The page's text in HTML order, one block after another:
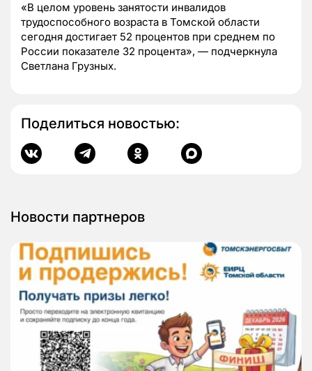
«В целом уровень занятости инвалидов
трудоспособного возраста в Томской области
сегодня достигает 52 процентов при среднем по
России показателе 32 процента», — подчеркнула
Светлана Грузных.
Поделиться новостью:
Новости партнеров